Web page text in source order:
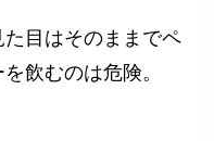
目はそのままでペ
飲むのは危険。